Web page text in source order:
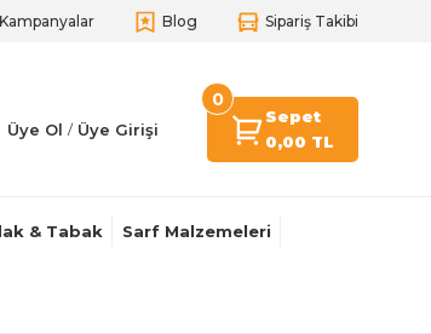
Kampanyalar Blog Sipariş Takibi
Üye Ol / Üye Girişi
0
Sepet
0,00 TL
& Tabak Sarf Malzemeleri